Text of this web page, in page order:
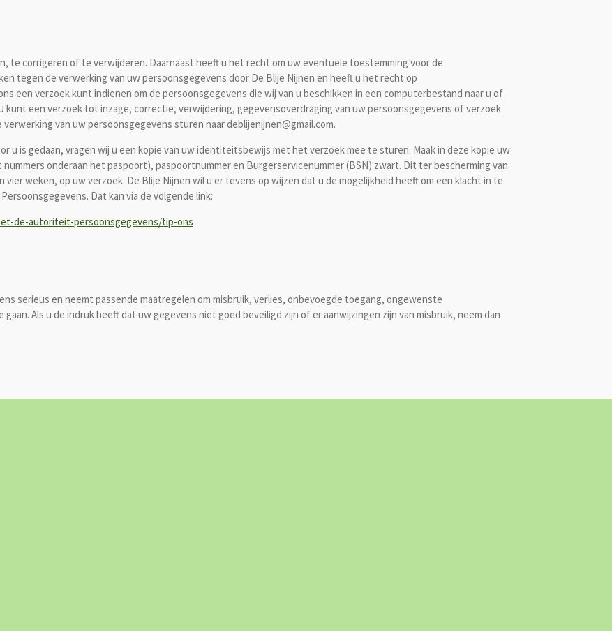
te corrigeren of te verwijderen. Daarnaast heeft u het recht om uw eventuele toestemming voor de
tegen de verwerking van uw persoonsgegevens door De Blije Nijnen en heeft u het recht op
een verzoek kunt indienen om de persoonsgegevens die wij van u beschikken in een computerbestand naar u of
kunt een verzoek tot inzage, correctie, verwijdering, gegevensoverdraging van uw persoonsgegevens of verzoek
van uw persoonsgegevens sturen naar deblijenijnen@gmail.com.
u is gedaan, vragen wij u een kopie van uw identiteitsbewijs met het verzoek mee te sturen. Maak in deze kopie uw
onderaan het paspoort), paspoortnummer en Burgerservicenummer (BSN) zwart. Dit ter bescherming van
vier weken, op uw verzoek. De Blije Nijnen wil u er tevens op wijzen dat u de mogelijkheid heeft om een klacht in te
Dat kan via de volgende link:
de-autoriteit-persoonsgegevens/tip-ons
serieus en neemt passende maatregelen om misbruik, verlies, onbevoegde toegang, ongewenste
Als u de indruk heeft dat uw gegevens niet goed beveiligd zijn of er aanwijzingen zijn van misbruik, neem dan